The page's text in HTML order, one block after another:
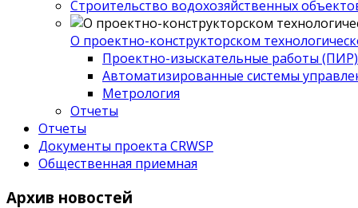
Строительство водохозяйственных
О проектно-конструкторском
Проектно-изыскательные работы (ПИР)
Автоматизированные системы
Метрология
Отчеты
Отчеты
Документы проекта CRWSP
Общественная приемная
Архив новостей